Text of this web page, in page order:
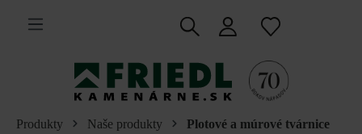
hlavný obsah
Produkty Naše produkty Plotové a múrové tvárnice